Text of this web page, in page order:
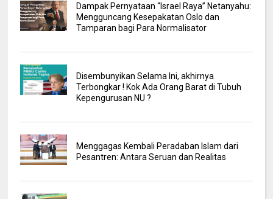
Dampak Pernyataan “Israel Raya” Netanyahu:
Mengguncang Kesepakatan Oslo dan
Tamparan bagi Para Normalisator
Disembunyikan Selama Ini, akhirnya
Terbongkar ! Kok Ada Orang Barat di Tubuh
Kepengurusan NU ?
Menggagas Kembali Peradaban Islam dari
Pesantren: Antara Seruan dan Realitas